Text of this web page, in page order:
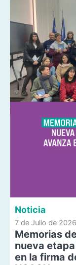
Noticia
7 de Julio de 2026
Memorias
nueva
en la firma